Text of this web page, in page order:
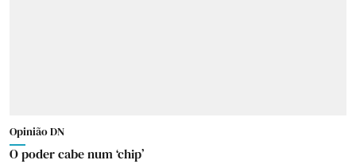
Opinião DN
O poder cabe num ‘chip’